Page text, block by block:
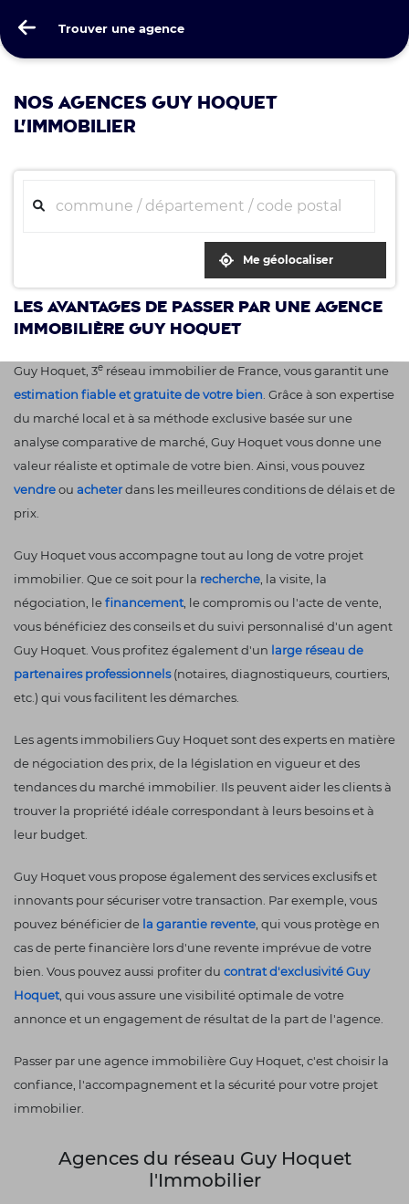
Trouver une agence
Guy Hoquet
NOS AGENCES GUY HOQUET
L'IMMOBILIER
Me géolocaliser
Les avantages de passer par une agence
immobilière Guy Hoquet
Guy Hoquet, 3e réseau immobilier de France, vous garantit une
estimation fiable et gratuite de votre bien . Grâce à son expertise
du marché local et à sa méthode exclusive basée sur une
analyse comparative de marché, Guy Hoquet vous donne une
valeur réaliste et optimale de votre bien. Ainsi, vous pouvez
vendreou acheterdans les meilleures conditions de délais et de
prix.
Guy Hoquet vous accompagne tout au long de votre projet
immobilier. Que ce soit pour la recherche , la visite, la
négociation, lefinancement , le compromis ou l'acte de vente,
vous bénéficiez des conseils et du suivi personnalisé d'un agent
Guy Hoquet. Vous profitez également d'un large réseau de
partenaires professionnels(notaires, diagnostiqueurs, courtiers,
etc.) qui vous facilitent les démarches.
Les agents immobiliers Guy Hoquet sont des experts en matière
de négociation des prix, de la législation en vigueur et des
tendances du marché immobilier. Ils peuvent aider les clients à
trouver la propriété idéale correspondant à leurs besoins et à
leur budget.
Guy Hoquet vous propose également des services exclusifs et
innovants pour sécuriser votre transaction. Par exemple, vous
pouvez bénéficier de la garantie revente , qui vous protège en
cas de perte financière lors d'une revente imprévue de votre
bien. Vous pouvez aussi profiter du contrat d'exclusivité Guy
Hoquet , qui vous assure une visibilité optimale de votre
annonce et un engagement de résultat de la part de l'agence.
Passer par une agence immobilière Guy Hoquet, c'est choisir la
confiance, l'accompagnement et la sécurité pour votre projet
immobilier.
Agences du réseau Guy Hoquet
l'Immobilier